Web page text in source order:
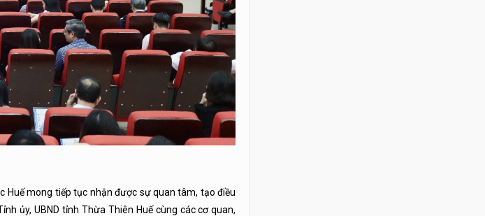
Huế mong tiếp tục nhận được sự quan tâm, tạo điều
ủy, UBND tỉnh Thừa Thiên Huế cùng các cơ quan,